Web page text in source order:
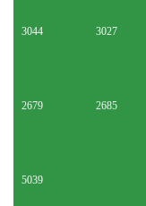
3044 3027
2679 2685
5039